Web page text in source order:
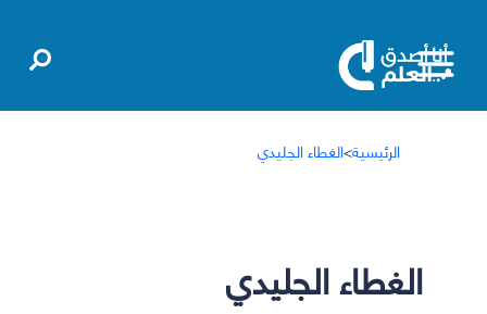
الرئيسية>الغطاء الجليدي
الغطاء الجليدي